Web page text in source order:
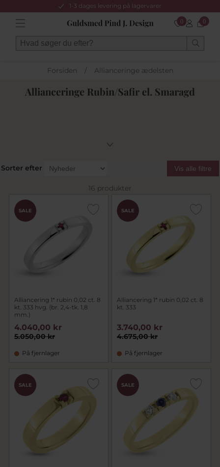
1-3 dages levering på lagervarer
0 0
Forsiden / Allianceringe ædelsten
Allianceringe Rubin/Safir el. Smaragd
Sorter efter Vis alle filtre
16 produkter
SALE
Alliancering 1* rubin 0,02 ct. 8
kt. 333 hvg. (br. 2,4-tk. 1,8
mm.)
5.050,00 kr
4.040,00 kr
På fjernlager
SALE
Alliancering 1* rubin 0,02 ct. 8
kt. 333
4.675,00 kr
3.740,00 kr
På fjernlager
SALE SALE